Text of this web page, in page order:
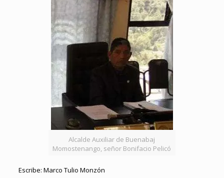
Alcalde Auxiliar de Buenabaj
Momostenango, señor Bonifacio Pelicó
Escribe: Marco Tulio Monzón